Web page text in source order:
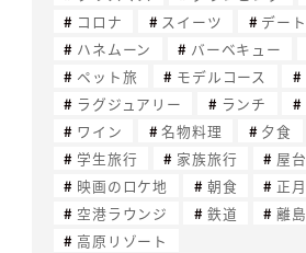
コロナ
スイーツ デート
ハネムーン
バーベキュー
ペット旅
モデルコース
ラグジュアリー
ランチ
ワイン
名物料理 夕食
学生旅行
家族旅行 屋台
映画のロケ地
朝食 正月
空港ラウンジ
鉄道 離島
高原リゾート